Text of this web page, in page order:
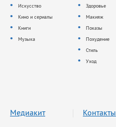
Искусство
Кино и сериалы
Книги
Музыка
Здоровье
Макияж
Показы
Похудение
Стиль
Уход
Медиакит Контакты